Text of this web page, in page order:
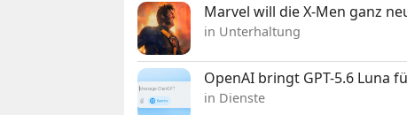
Marvel will die X-Men ganz
in Unterhaltung
OpenAI bringt GPT-5.6 Luna
in Dienste